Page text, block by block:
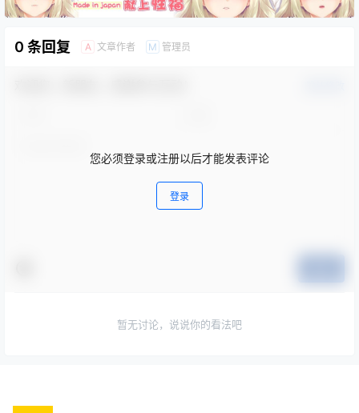
0 条回复 A 文章作者 M 管理员
您必须登录或注册以后才能发表评论
登录
暂无讨论，说说你的看法吧